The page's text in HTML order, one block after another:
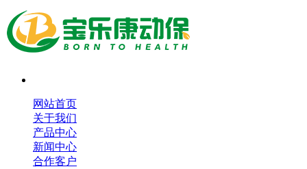
网站首页
关于我们
产品中心
新闻中心
合作客户